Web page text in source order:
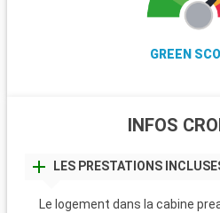
GREEN
INFOS
LES PRESTATIONS
Le logement dans la cabine